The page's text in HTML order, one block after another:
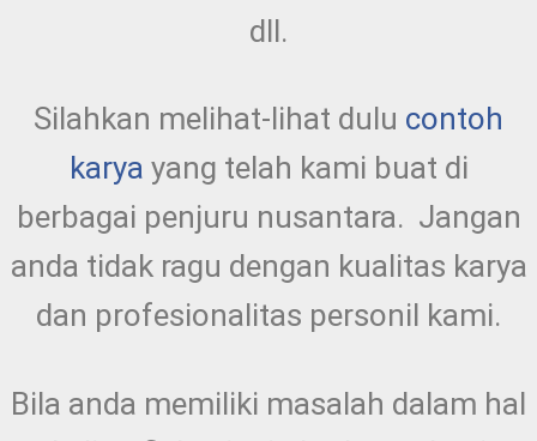
dll.
Silahkan melihat-lihat dulu contoh
karya yang telah kami buat di
berbagai penjuru nusantara. Jangan
anda tidak ragu dengan kualitas karya
dan profesionalitas personil kami.
Bila anda memiliki masalah dalam hal